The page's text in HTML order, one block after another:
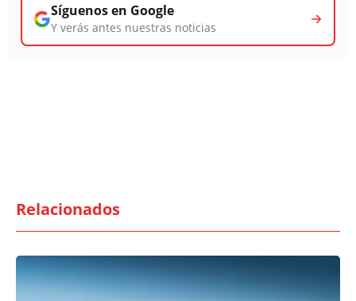
Síguenos en Google
Y verás antes nuestras noticias
Relacionados